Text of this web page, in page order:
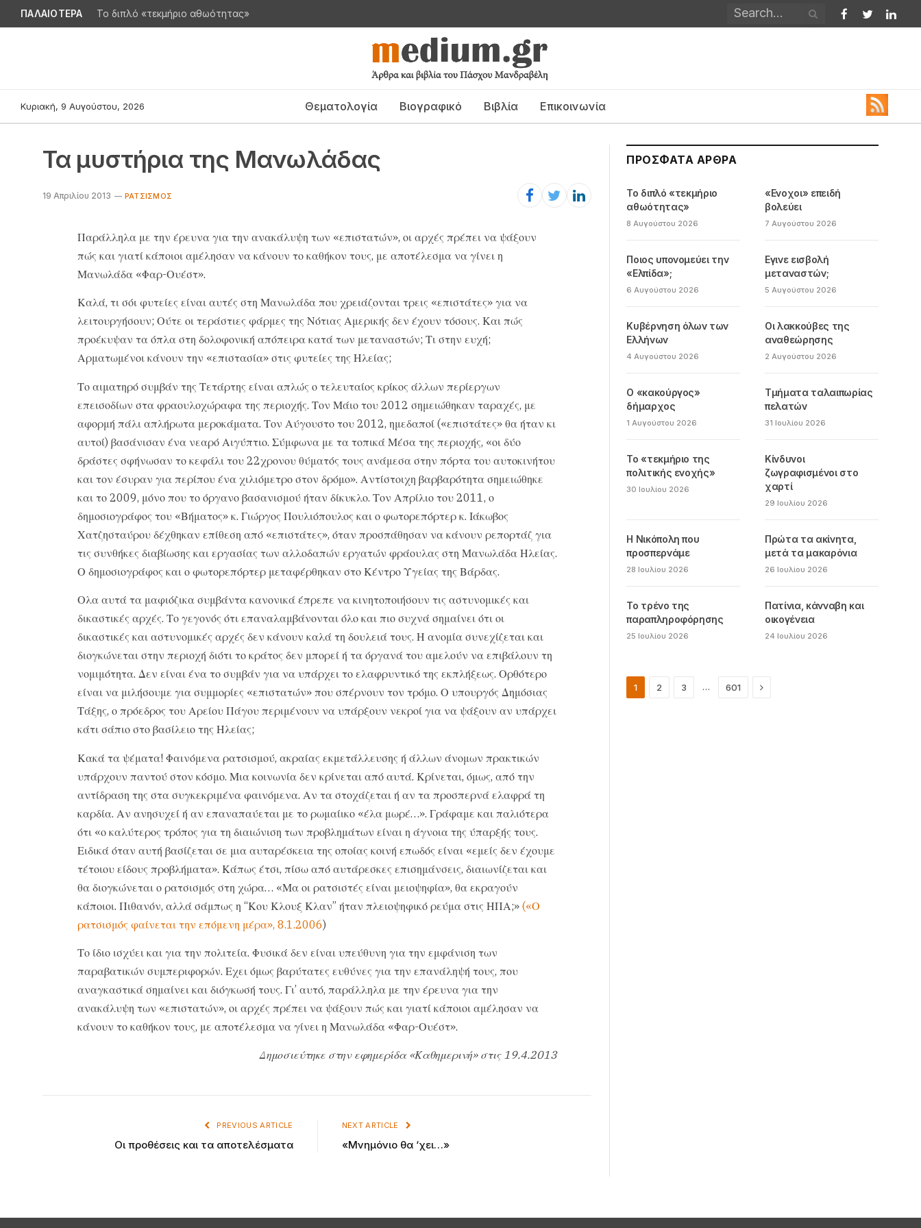
ΠΑΛΑΙΟΤΕΡΑ Το διπλό «τεκμήριο αθωότητας»
Facebook
Twitter
Κυριακή, 9 Αυγούστου, 2026 Θεματολογία Βιογραφικό Βιβλία Επικοινωνία
Τα μυστήρια της Μανωλάδας
19 Απριλίου 2013 ΡΑΤΣΙΣΜΌΣ
Παράλληλα με την έρευνα για την ανακάλυψη των «επιστατών», οι αρχές πρέπει να ψάξουν
πώς και γιατί κάποιοι αμέλησαν να κάνουν το καθήκον τους, με αποτέλεσμα να γίνει η
Μανωλάδα «Φαρ-Ουέστ».
Καλά, τι σόι φυτείες είναι αυτές στη Μανωλάδα που χρειάζονται τρεις «επιστάτες» για να
λειτουργήσουν; Ούτε οι τεράστιες φάρμες της Νότιας Αμερικής δεν έχουν τόσους. Και πώς
προέκυψαν τα όπλα στη δολοφονική απόπειρα κατά των μεταναστών; Τι στην ευχή;
Αρματωμένοι κάνουν την «επιστασία» στις φυτείες της Ηλείας;
Το αιματηρό συμβάν της Τετάρτης είναι απλώς ο τελευταίος κρίκος άλλων περίεργων
επεισοδίων στα φραουλοχώραφα της περιοχής. Τον Μάιο του 2012 σημειώθηκαν ταραχές, με
αφορμή πάλι απλήρωτα μεροκάματα. Τον Αύγουστο του 2012, ημεδαποί («επιστάτες» θα ήταν κι
αυτοί) βασάνισαν ένα νεαρό Αιγύπτιο. Σύμφωνα με τα τοπικά Μέσα της περιοχής, «οι δύο
δράστες σφήνωσαν το κεφάλι του 22χρονου θύματός τους ανάμεσα στην πόρτα του αυτοκινήτου
και τον έσυραν για περίπου ένα χιλιόμετρο στον δρόμο». Αντίστοιχη βαρβαρότητα σημειώθηκε
και το 2009, μόνο που το όργανο βασανισμού ήταν δίκυκλο. Τον Απρίλιο του 2011, ο
δημοσιογράφος του «Βήματος» κ. Γιώργος Πουλιόπουλος και ο φωτορεπόρτερ κ. Ιάκωβος
Χατζησταύρου δέχθηκαν επίθεση από «επιστάτες», όταν προσπάθησαν να κάνουν ρεπορτάζ για
τις συνθήκες διαβίωσης και εργασίας των αλλοδαπών εργατών φράουλας στη Μανωλάδα Ηλείας.
Ο δημοσιογράφος και ο φωτορεπόρτερ μεταφέρθηκαν στο Κέντρο Υγείας της Βάρδας.
Ολα αυτά τα μαφιόζικα συμβάντα κανονικά έπρεπε να κινητοποιήσουν τις αστυνομικές και
δικαστικές αρχές. Το γεγονός ότι επαναλαμβάνονται όλο και πιο συχνά σημαίνει ότι οι
δικαστικές και αστυνομικές αρχές δεν κάνουν καλά τη δουλειά τους. Η ανομία συνεχίζεται και
διογκώνεται στην περιοχή διότι το κράτος δεν μπορεί ή τα όργανά του αμελούν να επιβάλουν τη
νομιμότητα. Δεν είναι ένα το συμβάν για να υπάρχει το ελαφρυντικό της εκπλήξεως. Ορθότερο
είναι να μιλήσουμε για συμμορίες «επιστατών» που σπέρνουν τον τρόμο. Ο υπουργός Δημόσιας
Τάξης, ο πρόεδρος του Αρείου Πάγου περιμένουν να υπάρξουν νεκροί για να ψάξουν αν υπάρχει
κάτι σάπιο στο βασίλειο της Ηλείας;
Κακά τα ψέματα! Φαινόμενα ρατσισμού, ακραίας εκμετάλλευσης ή άλλων άνομων πρακτικών
υπάρχουν παντού στον κόσμο. Μια κοινωνία δεν κρίνεται από αυτά. Κρίνεται, όμως, από την
αντίδραση της στα συγκεκριμένα φαινόμενα. Αν τα στοχάζεται ή αν τα προσπερνά ελαφρά τη
καρδία. Αν ανησυχεί ή αν επαναπαύεται με το ρωμαίικο «έλα μωρέ…». Γράφαμε και παλιότερα
ότι «ο καλύτερος τρόπος για τη διαιώνιση των προβλημάτων είναι η άγνοια της ύπαρξής τους.
Ειδικά όταν αυτή βασίζεται σε μια αυταρέσκεια της οποίας κοινή επωδός είναι «εμείς δεν έχουμε
τέτοιου είδους προβλήματα». Κάπως έτσι, πίσω από αυτάρεσκες επισημάνσεις, διαιωνίζεται και
θα διογκώνεται ο ρατσισμός στη χώρα… «Μα οι ρατσιστές είναι μειοψηφία», θα εκραγούν
κάποιοι. Πιθανόν, αλλά σάμπως η “Κου Κλουξ Κλαν” ήταν πλειοψηφικό ρεύμα στις ΗΠΑ;» («Ο
ρατσισμός φαίνεται την επόμενη μέρα», 8.1.2006)
Το ίδιο ισχύει και για την πολιτεία. Φυσικά δεν είναι υπεύθυνη για την εμφάνιση των
παραβατικών συμπεριφορών. Εχει όμως βαρύτατες ευθύνες για την επανάληψή τους, που
αναγκαστικά σημαίνει και διόγκωσή τους. Γι’ αυτό, παράλληλα με την έρευνα για την
ανακάλυψη των «επιστατών», οι αρχές πρέπει να ψάξουν πώς και γιατί κάποιοι αμέλησαν να
κάνουν το καθήκον τους, με αποτέλεσμα να γίνει η Μανωλάδα «Φαρ-Ουέστ».
Δημοσιεύτηκε στην εφημερίδα «Καθημερινή» στις 19.4.2013
PREVIOUS ARTICLE
Οι προθέσεις και τα αποτελέσματα
NEXT ARTICLE
«Μνημόνιο θα ‘χει…»
ΠΡΌΣΦΑΤΑ ΆΡΘΡΑ
Το διπλό «τεκμήριο
αθωότητας»
8 Αυγούστου 2026
«Ενοχοι» επειδή
βολεύει
7 Αυγούστου 2026
Ποιος υπονομεύει την
«Ελπίδα»;
6 Αυγούστου 2026
Εγινε εισβολή
μεταναστών;
5 Αυγούστου 2026
Κυβέρνηση όλων των
Ελλήνων
4 Αυγούστου 2026
Οι λακκούβες της
αναθεώρησης
2 Αυγούστου 2026
Ο «κακούργος»
δήμαρχος
1 Αυγούστου 2026
Τμήματα ταλαιπωρίας
πελατών
31 Ιουλίου 2026
Το «τεκμήριο της
πολιτικής ενοχής»
30 Ιουλίου 2026
Κίνδυνοι
ζωγραφισμένοι στο
χαρτί
29 Ιουλίου 2026
Η Νικόπολη που
προσπερνάμε
28 Ιουλίου 2026
Πρώτα τα ακίνητα,
μετά τα μακαρόνια
26 Ιουλίου 2026
Το τρένο της
παραπληροφόρησης
25 Ιουλίου 2026
Πατίνια, κάνναβη και
οικογένεια
24 Ιουλίου 2026
1 2 3 … 601 Next